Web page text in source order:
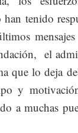
tenido
el
que lo deja
y
a muchas